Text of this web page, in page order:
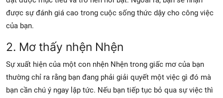
được sự đánh giá cao trong cuộc sống thức dậy cho công việc
của bạn.
2. Mơ thấy nhện Nhện
Sự xuất hiện của một con nhện Nhện trong giấc mơ của bạn
thường chỉ ra rằng bạn đang phải giải quyết một việc gì đó mà
bạn cần chú ý ngay lập tức. Nếu bạn tiếp tục bỏ qua sự việc thì